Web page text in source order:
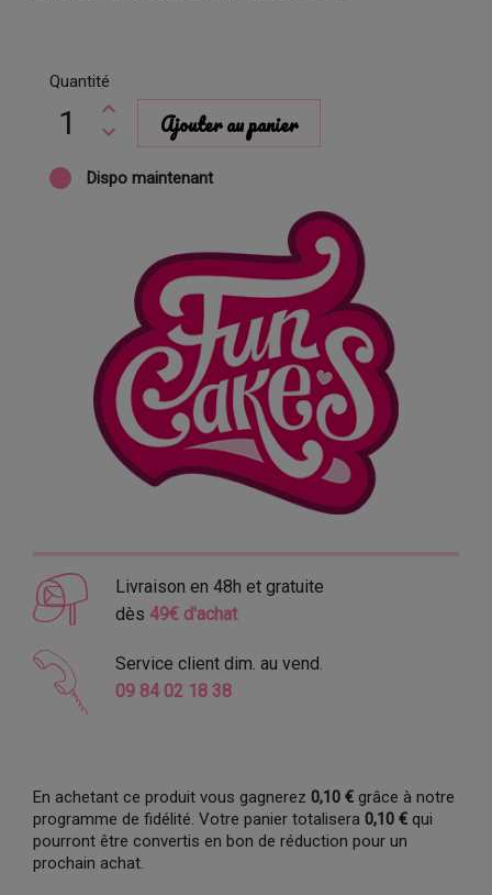
Quantité
Ajouter au panier
Dispo maintenant
Livraison en 48h et gratuite
dès 49€ d'achat
Service client dim. au vend.
09 84 02 18 38
En achetant ce produit vous gagnerez 0,10 € grâce à notre
programme de fidélité. Votre panier totalisera 0,10 € qui
pourront être convertis en bon de réduction pour un
prochain achat.